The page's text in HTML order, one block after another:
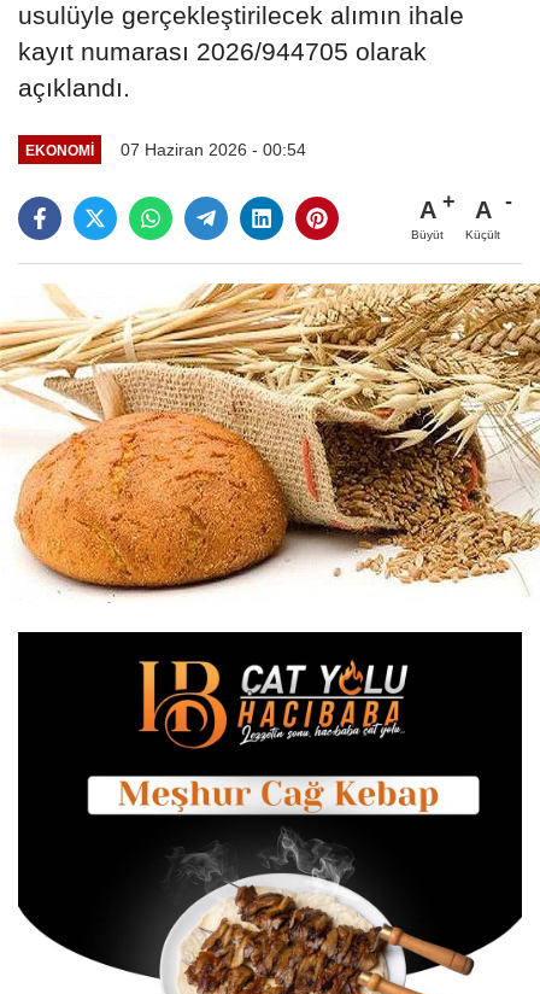
usulüyle gerçekleştirilecek alımın ihale
kayıt numarası 2026/944705 olarak
açıklandı.
EKONOMİ 07 Haziran 2026 - 00:54
A
Büyüt
A
Küçült